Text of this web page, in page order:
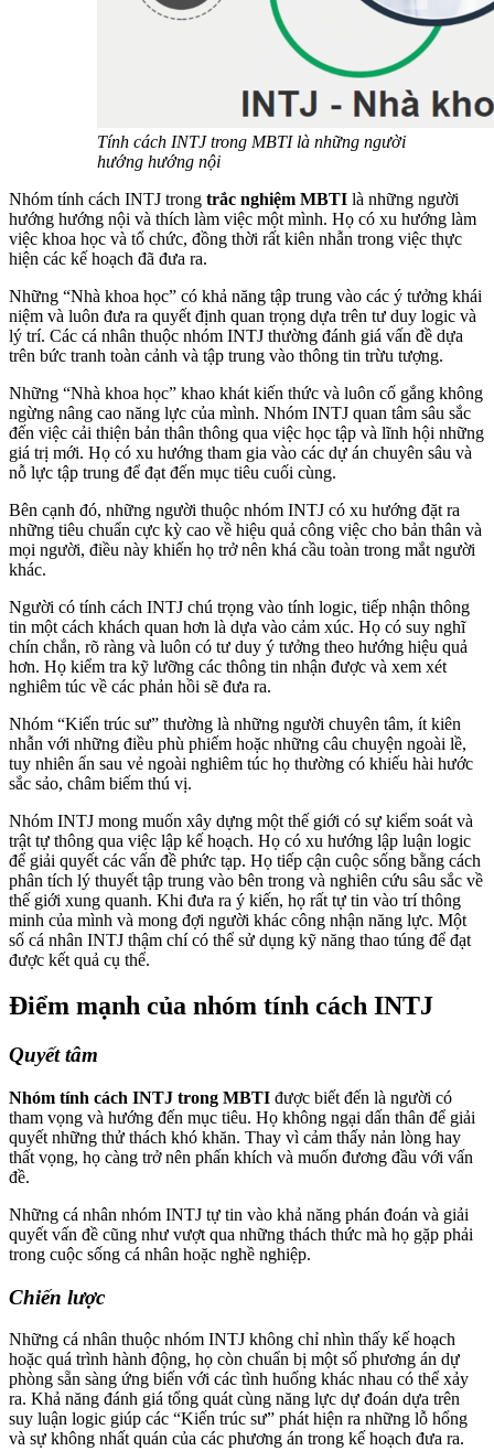
Tính cách INTJ trong MBTI là những người
hướng hướng nội
Nhóm tính cách INTJ trong trắc nghiệm MBTI là những người
hướng hướng nội và thích làm việc một mình. Họ có xu hướng làm
việc khoa học và tổ chức, đồng thời rất kiên nhẫn trong việc thực
hiện các kế hoạch đã đưa ra.
Những “Nhà khoa học” có khả năng tập trung vào các ý tưởng khái
niệm và luôn đưa ra quyết định quan trọng dựa trên tư duy logic và
lý trí. Các cá nhân thuộc nhóm INTJ thường đánh giá vấn đề dựa
trên bức tranh toàn cảnh và tập trung vào thông tin trừu tượng.
Những “Nhà khoa học” khao khát kiến ​​thức và luôn cố gắng không
ngừng nâng cao năng lực của mình. Nhóm INTJ quan tâm sâu sắc
đến việc cải thiện bản thân thông qua việc học tập và lĩnh hội những
giá trị mới. Họ có xu hướng tham gia vào các dự án chuyên sâu và
nỗ lực tập trung để đạt đến mục tiêu cuối cùng.
Bên cạnh đó, những người thuộc nhóm INTJ có xu hướng đặt ra
những tiêu chuẩn cực kỳ cao về hiệu quả công việc cho bản thân và
mọi người, điều này khiến họ trở nên khá cầu toàn trong mắt người
khác.
Người có tính cách INTJ chú trọng vào tính logic, tiếp nhận thông
tin một cách khách quan hơn là dựa vào cảm xúc. Họ có suy nghĩ
chín chắn, rõ ràng và luôn có tư duy ý tưởng theo hướng hiệu quả
hơn. Họ kiểm tra kỹ lưỡng các thông tin nhận được và xem xét
nghiêm túc về các phản hồi sẽ đưa ra.
Nhóm “Kiến trúc sư” thường là những người chuyên tâm, ít kiên
nhẫn với những điều phù phiếm hoặc những câu chuyện ngoài lề,
tuy nhiên ẩn sau vẻ ngoài nghiêm túc họ thường có khiếu hài hước
sắc sảo, châm biếm thú vị.
Nhóm INTJ mong muốn xây dựng một thế giới có sự kiểm soát và
trật tự thông qua việc lập kế hoạch. Họ có xu hướng lập luận logic
để giải quyết các vấn đề phức tạp. Họ tiếp cận cuộc sống bằng cách
phân tích lý thuyết tập trung vào bên trong và nghiên cứu sâu sắc về
thế giới xung quanh. Khi đưa ra ý kiến, họ rất tự tin vào trí thông
minh của mình và mong đợi người khác công nhận năng lực. Một
số cá nhân INTJ thậm chí có thể sử dụng kỹ năng thao túng để đạt
được kết quả cụ thể.
Điểm mạnh của nhóm tính cách INTJ
Quyết tâm
Nhóm tính cách INTJ trong MBTI được biết đến là người có
tham vọng và hướng đến mục tiêu. Họ không ngại dấn thân để giải
quyết những thử thách khó khăn. Thay vì cảm thấy nản lòng hay
thất vọng, họ càng trở nên phấn khích và muốn đương đầu với vấn
đề.
Những cá nhân nhóm INTJ tự tin vào khả năng phán đoán và giải
quyết vấn đề cũng như vượt qua những thách thức mà họ gặp phải
trong cuộc sống cá nhân hoặc nghề nghiệp.
Chiến lược
Những cá nhân thuộc nhóm INTJ không chỉ nhìn thấy kế hoạch
hoặc quá trình hành động, họ còn chuẩn bị một số phương án dự
phòng sẵn sàng ứng biến với các tình huống khác nhau có thể xảy
ra. Khả năng đánh giá tổng quát cùng năng lực dự đoán dựa trên
suy luận logic giúp các “Kiến trúc sư” phát hiện ra những lỗ hổng
và sự không nhất quán của các phương án trong kế hoạch đưa ra.